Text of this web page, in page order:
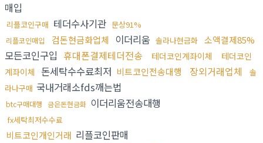
매입
리플코인구매 테더수사기관 문상91%
리플코인매입 검돈현금화업체 이더리움 솔라나현금화 소액결제85%
모든코인구입 휴대폰결제테더전송 테더코인계좌이체
테더코인
계좌이체
돈세탁수수료최저 비트코인전송대행 장외거래업체
솔
라나구매 국내거래소fds깨는법
btc구매대행 금은돈현금화 이더리움전송대행
fx세탁최저수수료
비트코인개인거래 리플코인판매